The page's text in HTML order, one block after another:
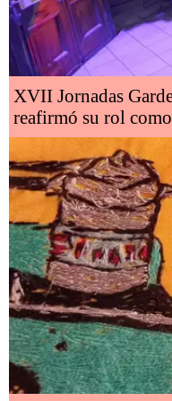
XVII Jornadas
reafirmó su rol